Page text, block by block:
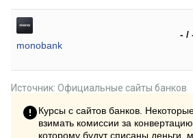
monobank
- /
Источник: Официальные сайты банков
Курсы с сайтов банков.
взимать комиссии за
которому будут списаны деньги,